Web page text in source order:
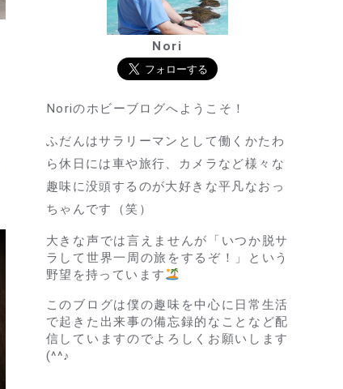
Nori
Noriのホビーブログへようこそ！
ふだんはサラリーマンとして働くかたわ
ら休日には車や旅行、カメラなど様々な
趣味に没頭するのが大好きな平凡なおっ
ちゃんです（笑）
大きな声では言えませんが「いつか脱サ
ラして世界一周の旅をするぞ！」という
野望を持っています
このブログは僕の趣味を中心に日常生活
で起きた出来事の備忘録的なことなど配
信していますのでよろしくお願いします
(^^♪